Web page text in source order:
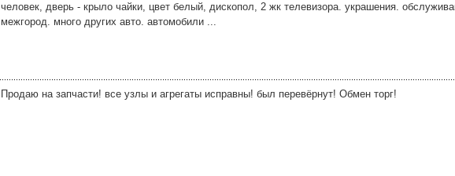
человек, дверь - крыло чайки, цвет белый, дископол, 2 жк телевизора. украшения.
межгород. много других авто. автомобили ...
Продаю на запчасти! все узлы и агрегаты исправны! был перевёрнут! Обмен торг!